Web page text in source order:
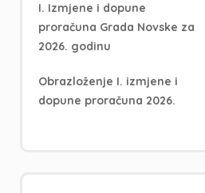
I. Izmjene i dopune
proračuna Grada Novske za
2026. godinu
Obrazloženje I. izmjene i
dopune proračuna 2026.